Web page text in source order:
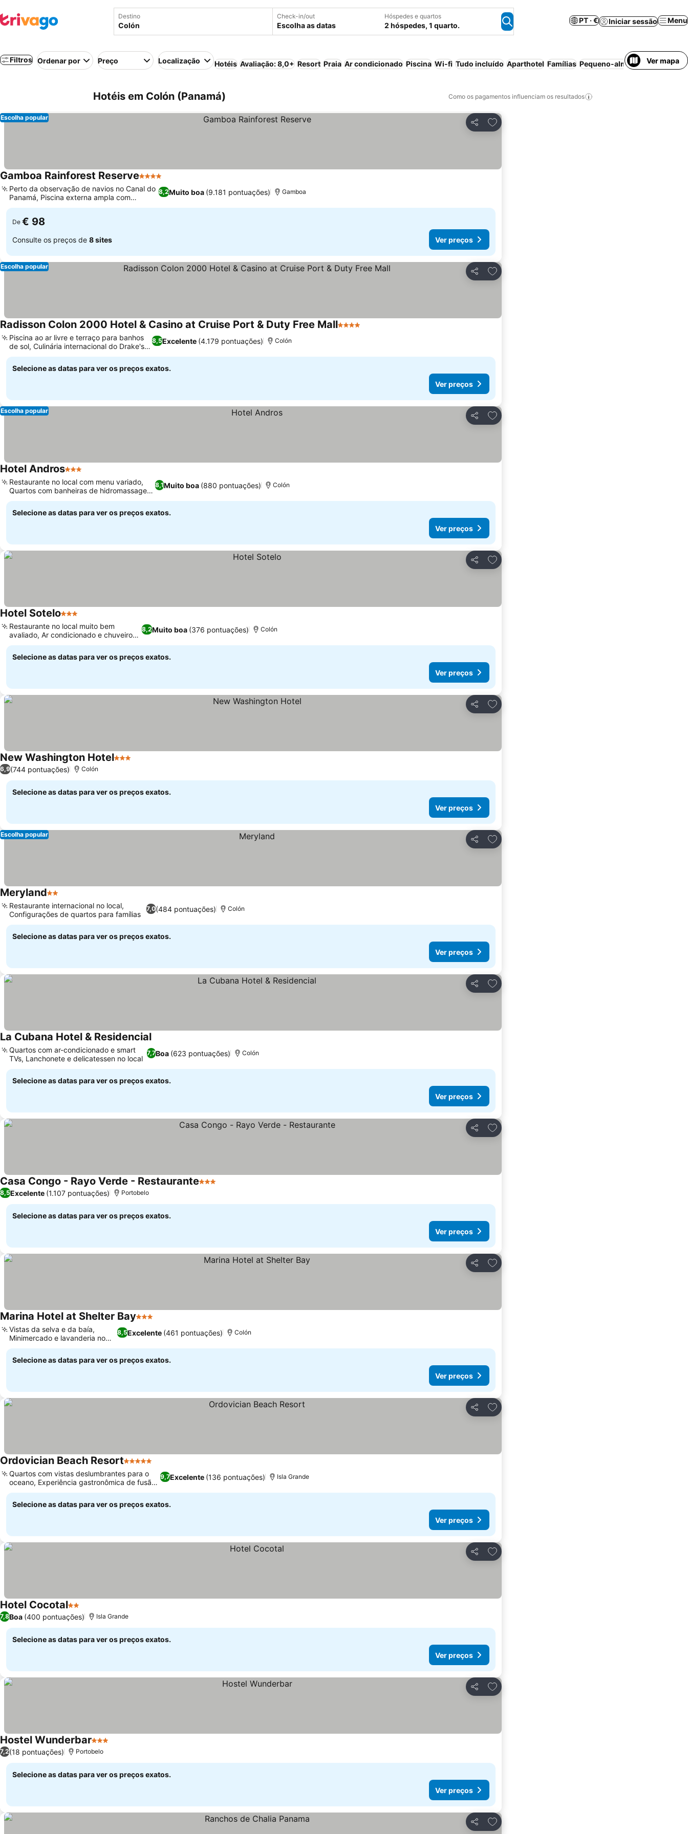
Destino Check-in/out
Escolha as datas
Hóspedes e quartos
2 hóspedes, 1 quarto.
PT · € Iniciar sessão Menu
Filtros Ordenar por Preço Localização Hotéis Avaliação: 8,0+ Resort Praia Ar condicionado Piscina Wi-fi Tudo incluído Aparthotel Famílias Pequeno-almoço incluído
Ver mapa
Hotéis em Colón (Panamá) Como os pagamentos influenciam os resultados
Partilhar
Adicionar aos favoritos
Escolha popular
Gamboa Rainforest Reserve4 Estrelas
8,2Muito boa (9.181 pontuações)
Perto da observação de navios no Canal do
Panamá, Piscina externa ampla com
paisagem de selva
Gamboa
De € 98
Consulte os preços de 8 sites Ver preços
Partilhar
Adicionar aos favoritos
Escolha popular
Radisson Colon 2000 Hotel & Casino at Cruise Port & Duty Free Mall4 Estrelas
8,5Excelente (4.179 pontuações)
Piscina ao ar livre e terraço para banhos
de sol, Culinária internacional do Drake's
Restaurant
Colón
Selecione as datas para ver os preços exatos.
Ver preços
Partilhar
Adicionar aos favoritos
Escolha popular
Hotel Andros3 Estrelas
8,1Muito boa (880 pontuações)
Restaurante no local com menu variado,
Quartos com banheiras de hidromassagem
privativas
Colón
Selecione as datas para ver os preços exatos.
Ver preços
Partilhar
Adicionar aos favoritos
Hotel Sotelo3 Estrelas
8,2Muito boa (376 pontuações)
Restaurante no local muito bem
avaliado, Ar condicionado e chuveiros
excelentes
Colón
Selecione as datas para ver os preços exatos.
Ver preços
Partilhar
Adicionar aos favoritos
New Washington Hotel3 Estrelas
6,9(744 pontuações) Colón
Selecione as datas para ver os preços exatos.
Ver preços
Partilhar
Adicionar aos favoritos
Escolha popular
Meryland2 Estrelas
7,0(484 pontuações)
Restaurante internacional no local,
Configurações de quartos para famílias
Colón
Selecione as datas para ver os preços exatos.
Ver preços
Partilhar
Adicionar aos favoritos
La Cubana Hotel & ResidencialVer preços
7,7Boa (623 pontuações)
Quartos com ar-condicionado e smart
TVs, Lanchonete e delicatessen no local
Colón
Selecione as datas para ver os preços exatos.
Ver preços
Partilhar
Adicionar aos favoritos
Casa Congo - Rayo Verde - Restaurante3 Estrelas
8,5Excelente (1.107 pontuações) Portobelo
Selecione as datas para ver os preços exatos.
Ver preços
Partilhar
Adicionar aos favoritos
Marina Hotel at Shelter Bay3 Estrelas
8,5Excelente (461 pontuações)
Vistas da selva e da baía,
Minimercado e lavanderia no
local
Colón
Selecione as datas para ver os preços exatos.
Ver preços
Partilhar
Adicionar aos favoritos
Ordovician Beach Resort5 Estrelas
9,7Excelente (136 pontuações)
Quartos com vistas deslumbrantes para o
oceano, Experiência gastronômica de fusão
excepcional
Isla Grande
Selecione as datas para ver os preços exatos.
Ver preços
Partilhar
Adicionar aos favoritos
Hotel Cocotal2 EstrelasVer preços
7,8Boa (400 pontuações) Isla Grande
Selecione as datas para ver os preços exatos.
Ver preços
Partilhar
Adicionar aos favoritos
Hostel Wunderbar3 Estrelas
7,2(18 pontuações) Portobelo
Selecione as datas para ver os preços exatos.
Ver preços
Partilhar
Adicionar aos favoritos